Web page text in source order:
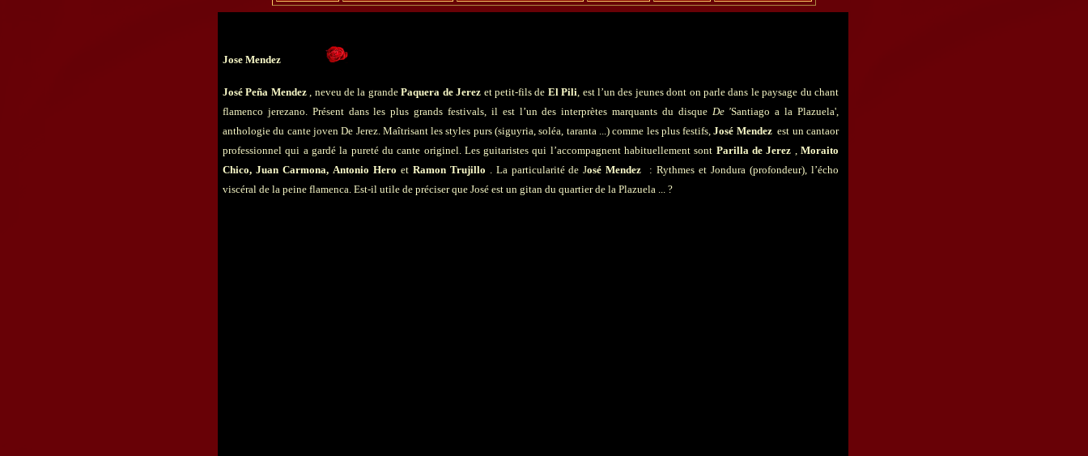
Jose Mendez
José Peña Mendez , neveu de la grandePaquera de Jerez et petit-fils de El Pili, est l’un des jeunes dont on parle dans le paysage du chant
flamenco jerezano. Présent dans les plus grands festivals, il est l’un des interprètes marquants du disque De 'Santiago a la Plazuela',
anthologie du cante joven De Jerez. Maîtrisant les styles purs (siguyria, soléa, taranta ...) comme les plus festifs,José Mendezest un cantaor
professionnel qui a gardé la pureté du cante originel. Les guitaristes qui l’accompagnent habituellement sont Parilla de Jerez ,Moraito
Chico, Juan Carmona, Antonio Hero et Ramon Trujillo . La particularité de José Mendez : Rythmes et Jondura (profondeur), l’écho
viscéral de la peine flamenca. Est-il utile de préciser que José est un gitan du quartier de la Plazuela ... ?